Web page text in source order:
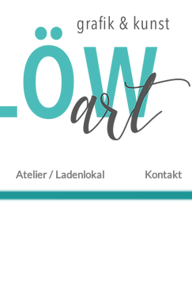
Atelier / Ladenlokal Kontakt